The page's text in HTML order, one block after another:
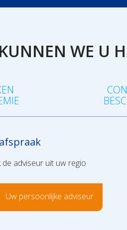
WE U
de adviseur uit uw regio
Uw persoonlijke adviseur